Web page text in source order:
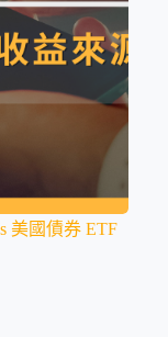
美國債券 ETF